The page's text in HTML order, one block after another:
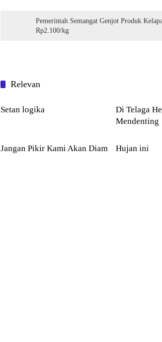
Pemerintah Semangat Genjot Produk
Rp2.100/kg
Relevan
PUISI
Setan logika
Di Telaga Hening
Mendenting
Jangan Pikir Kami Akan Diam Hujan ini